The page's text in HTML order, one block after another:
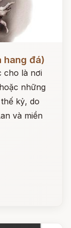
hang đá)
cho là nơi
những
kỷ, do
và miền